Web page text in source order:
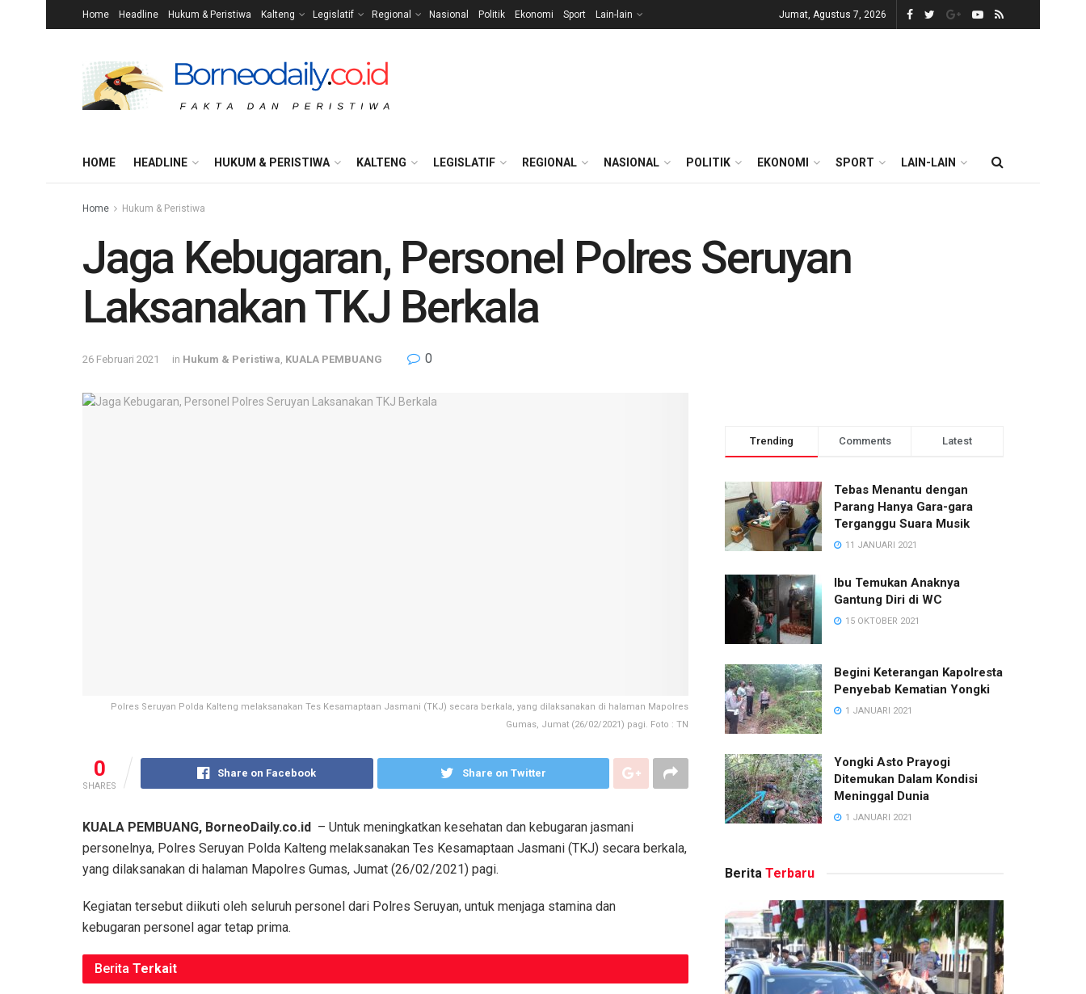
Home Headline Hukum & Peristiwa Kalteng Legislatif Regional Nasional Politik Ekonomi Sport Lain-lain Jumat, Agustus 7, 2026
HOME HEADLINE HUKUM & PERISTIWA KALTENG LEGISLATIF REGIONAL NASIONAL POLITIK EKONOMI SPORT LAIN-LAIN
Home Hukum & Peristiwa
Jaga Kebugaran, Personel Polres Seruyan
Laksanakan TKJ Berkala
26 Februari 2021 in Hukum & Peristiwa, KUALA PEMBUANG 0
Polres Seruyan Polda Kalteng melaksanakan Tes Kesamaptaan Jasmani (TKJ) secara berkala, yang dilaksanakan di halaman Mapolres
Gumas, Jumat (26/02/2021) pagi. Foto : TN
0
SHARES
Share on Facebook Share on Twitter
KUALA PEMBUANG, BorneoDaily.co.id – Untuk meningkatkan kesehatan dan kebugaran jasmani
personelnya, Polres Seruyan Polda Kalteng melaksanakan Tes Kesamaptaan Jasmani (TKJ) secara berkala,
yang dilaksanakan di halaman Mapolres Gumas, Jumat (26/02/2021) pagi.
Kegiatan tersebut diikuti oleh seluruh personel dari Polres Seruyan, untuk menjaga stamina dan
kebugaran personel agar tetap prima.
Berita Terkait
Trending Comments Latest
Tebas Menantu dengan
Parang Hanya Gara-gara
Terganggu Suara Musik
11 JANUARI 2021
Ibu Temukan Anaknya
Gantung Diri di WC
15 OKTOBER 2021
Begini Keterangan Kapolresta
Penyebab Kematian Yongki
1 JANUARI 2021
Yongki Asto Prayogi
Ditemukan Dalam Kondisi
Meninggal Dunia
1 JANUARI 2021
Berita Terbaru